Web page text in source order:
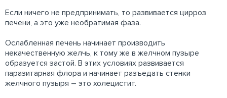
Если ничего не предпринимать, то развивается цирроз
печени, а это уже необратимая фаза.
Ослабленная печень начинает производить
некачественную желчь, к тому же в желчном пузыре
образуется застой. В этих условиях развивается
паразитарная флора и начинает разъедать стенки
желчного пузыря – это холецистит.